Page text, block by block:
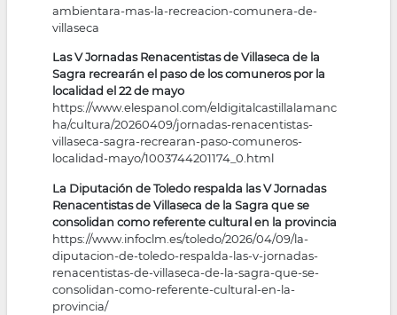
ambientara-mas-la-recreacion-comunera-de-
villaseca
Las V Jornadas Renacentistas de Villaseca de la
Sagra recrearán el paso de los comuneros por la
localidad el 22 de mayo
https://www.elespanol.com/eldigitalcastillalamanc
ha/cultura/20260409/jornadas-renacentistas-
villaseca-sagra-recrearan-paso-comuneros-
localidad-mayo/1003744201174_0.html
La Diputación de Toledo respalda las V Jornadas
Renacentistas de Villaseca de la Sagra que se
consolidan como referente cultural en la provincia
https://www.infoclm.es/toledo/2026/04/09/la-
diputacion-de-toledo-respalda-las-v-jornadas-
renacentistas-de-villaseca-de-la-sagra-que-se-
consolidan-como-referente-cultural-en-la-
provincia/